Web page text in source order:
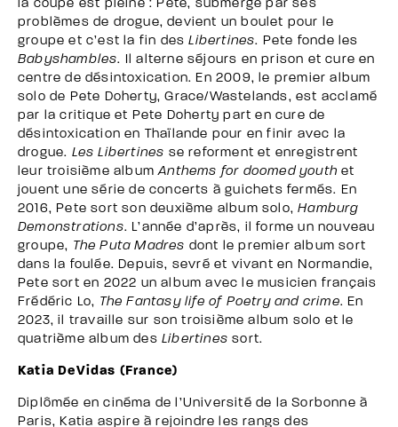
la coupe est pleine : Pete, submergé par ses
problèmes de drogue, devient un boulet pour le
groupe et c’est la fin desLibertines. Pete fonde les
Babyshambles. Il alterne séjours en prison et cure en
centre de désintoxication. En 2009, le premier album
solo de Pete Doherty, Grace/Wastelands, est acclamé
par la critique et Pete Doherty part en cure de
désintoxication en Thaïlande pour en finir avec la
drogue. Les Libertines se reforment et enregistrent
leur troisième albumAnthems for doomed youth et
jouent une série de concerts à guichets fermés. En
2016, Pete sort son deuxième album solo,Hamburg
Demonstrations. L’année d’après, il forme un nouveau
groupe, The Puta Madres dont le premier album sort
dans la foulée. Depuis, sevré et vivant en Normandie,
Pete sort en 2022 un album avec le musicien français
Frédéric Lo, The Fantasy life of Poetry and crime. En
2023, il travaille sur son troisième album solo et le
quatrième album des Libertines sort.
Katia DeVidas (France)
Diplômée en cinéma de l’Université de la Sorbonne à
Paris, Katia aspire à rejoindre les rangs des